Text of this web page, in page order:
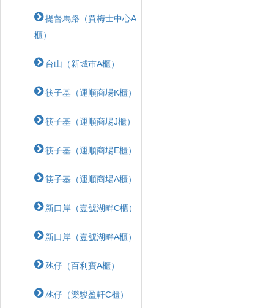
提督馬路（賈梅士中心A
櫃）
台山（新城巿A櫃）
筷子基（運順商場K櫃）
筷子基（運順商場J櫃）
筷子基（運順商場E櫃）
筷子基（運順商場A櫃）
新口岸（壹號湖畔C櫃）
新口岸（壹號湖畔A櫃）
氹仔（百利寶A櫃）
氹仔（樂駿盈軒C櫃）